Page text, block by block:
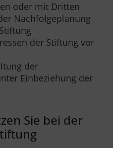
oder mit Dritten
Nachfolgeplanung
der Stiftung vor
der
Einbeziehung der
Sie bei der